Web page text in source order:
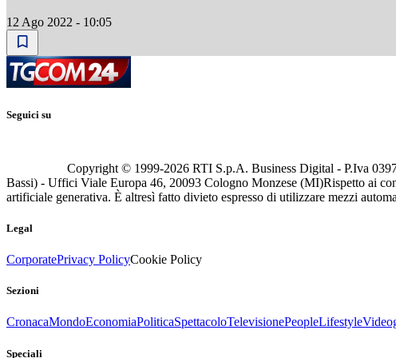
12 Ago 2022 - 10:05
Seguici su
Copyright © 1999-2026 RTI S.p.A. Business Digital - P.Iva
Bassi) - Uffici Viale Europa 46, 20093 Cologno Monzese (MI)Rispetto ai
artificiale generativa. È altresì fatto divieto espresso di utilizzare mezzi
Legal
CorporatePrivacy PolicyCookie Policy
Sezioni
CronacaMondoEconomiaPoliticaSpettacoloTelevisionePeopleLifestyle
Speciali